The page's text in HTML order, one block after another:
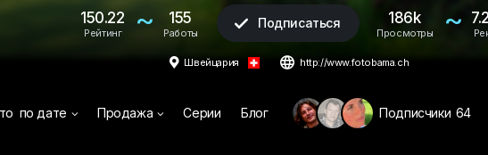
150.22
Рейтинг ~ 155
Работы
 Подписаться 186k
Просмотры ~
 Швейцария  http://www.fotobama.ch
по дате  Продажа  Серии Блог Подписчики 64